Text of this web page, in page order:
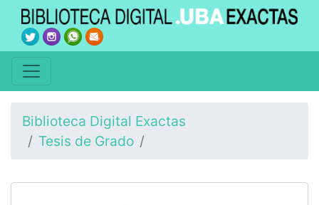
Biblioteca Digital Exactas
Tesis de Grado